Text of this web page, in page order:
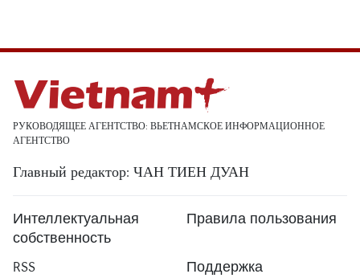
РУКОВОДЯЩЕЕ АГЕНТСТВО: ВЬЕТНАМСКОЕ ИНФОРМАЦИОННОЕ
АГЕНТСТВО
Главный редактор: ЧАН ТИЕН ДУАН
Интеллектуальная
собственность
Правила пользования
RSS Поддержка